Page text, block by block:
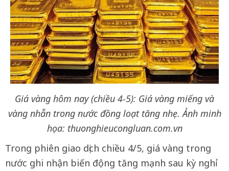
Giá vàng hôm nay (chiều 4-5): Giá vàng miếng và
vàng nhẫn trong nước đồng loạt tăng nhẹ. Ảnh minh
họa: thuonghieucongluan.com.vn
Trong phiên giao dịch chiều 4/5, giá vàng trong
nước ghi nhận biến động tăng mạnh sau kỳ nghỉ